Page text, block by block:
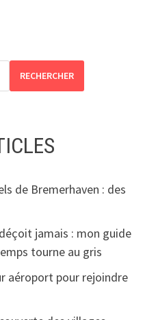
RECHERCHER
de Bremerhaven : des
jamais : mon guide
tourne au gris
aéroport pour rejoindre